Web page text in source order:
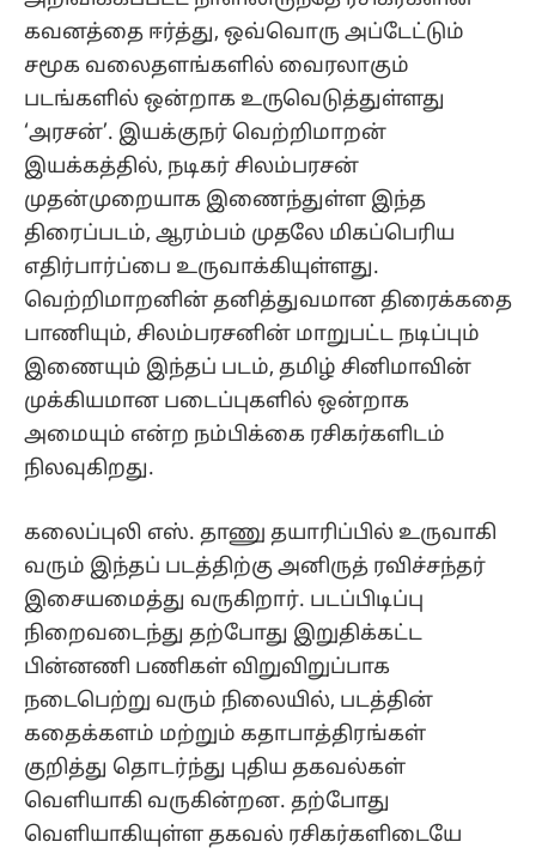
கவனத்தை ஈர்த்து, ஒவ்வொரு அப்டேட்டும்
சமூக வலைதளங்களில் வைரலாகும்
படங்களில் ஒன்றாக உருவெடுத்துள்ளது
‘அரசன்’. இயக்குநர் வெற்றிமாறன்
இயக்கத்தில், நடிகர் சிலம்பரசன்
முதன்முறையாக இணைந்துள்ள இந்த
திரைப்படம், ஆரம்பம் முதலே மிகப்பெரிய
எதிர்பார்ப்பை உருவாக்கியுள்ளது.
வெற்றிமாறனின் தனித்துவமான திரைக்கதை
பாணியும், சிலம்பரசனின் மாறுபட்ட நடிப்பும்
இணையும் இந்தப் படம், தமிழ் சினிமாவின்
முக்கியமான படைப்புகளில் ஒன்றாக
அமையும் என்ற நம்பிக்கை ரசிகர்களிடம்
நிலவுகிறது.
கலைப்புலி எஸ். தாணு தயாரிப்பில் உருவாகி
வரும் இந்தப் படத்திற்கு அனிருத் ரவிச்சந்தர்
இசையமைத்து வருகிறார். படப்பிடிப்பு
நிறைவடைந்து தற்போது இறுதிக்கட்ட
பின்னணி பணிகள் விறுவிறுப்பாக
நடைபெற்று வரும் நிலையில், படத்தின்
கதைக்களம் மற்றும் கதாபாத்திரங்கள்
குறித்து தொடர்ந்து புதிய தகவல்கள்
வெளியாகி வருகின்றன. தற்போது
வெளியாகியுள்ள தகவல் ரசிகர்களிடையே